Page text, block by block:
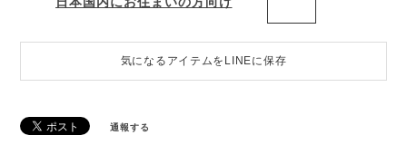
気になるアイテムをLINEに保存
通報する